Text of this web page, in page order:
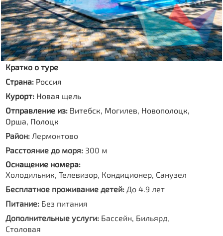
Кратко о туре
Страна: Россия
Курорт: Новая щель
Отправление из: Витебск, Могилев, Новополоцк,
Орша, Полоцк
Район: Лермонтово
Расстояние до моря: 300 м
Оснащение номера:
Холодильник, Телевизор, Кондиционер, Санузел
Бесплатное проживание детей: До 4.9 лет
Питание: Без питания
Дополнительные услуги: Бассейн, Бильярд,
Столовая